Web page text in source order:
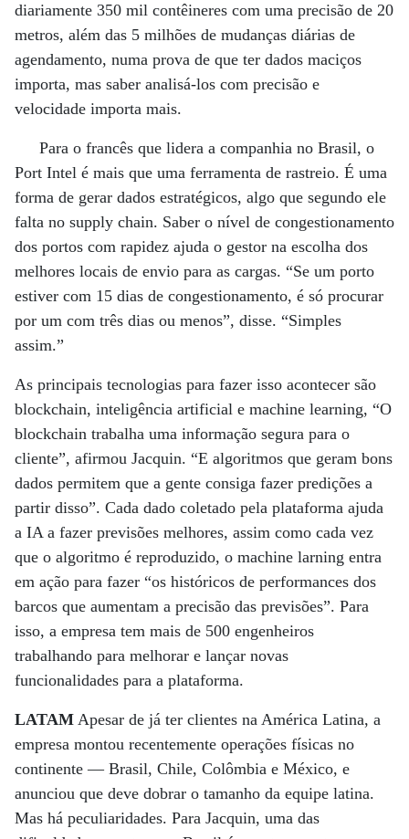
diariamente 350 mil contêineres com uma precisão de 20
metros, além das 5 milhões de mudanças diárias de
agendamento, numa prova de que ter dados maciços
importa, mas saber analisá-los com precisão e
velocidade importa mais.
Para o francês que lidera a companhia no Brasil, o
Port Intel é mais que uma ferramenta de rastreio. É uma
forma de gerar dados estratégicos, algo que segundo ele
falta no supply chain. Saber o nível de congestionamento
dos portos com rapidez ajuda o gestor na escolha dos
melhores locais de envio para as cargas. “Se um porto
estiver com 15 dias de congestionamento, é só procurar
por um com três dias ou menos”, disse. “Simples
assim.”
As principais tecnologias para fazer isso acontecer são
blockchain, inteligência artificial e machine learning, “O
blockchain trabalha uma informação segura para o
cliente”, afirmou Jacquin. “E algoritmos que geram bons
dados permitem que a gente consiga fazer predições a
partir disso”. Cada dado coletado pela plataforma ajuda
a IA a fazer previsões melhores, assim como cada vez
que o algoritmo é reproduzido, o machine larning entra
em ação para fazer “os históricos de performances dos
barcos que aumentam a precisão das previsões”. Para
isso, a empresa tem mais de 500 engenheiros
trabalhando para melhorar e lançar novas
funcionalidades para a plataforma.
LATAM Apesar de já ter clientes na América Latina, a
empresa montou recentemente operações físicas no
continente ­— Brasil, Chile, Colômbia e México, e
anunciou que deve dobrar o tamanho da equipe latina.
Mas há peculiaridades. Para Jacquin, uma das